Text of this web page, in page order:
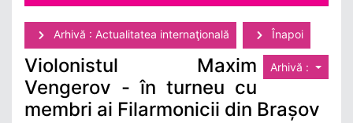
Arhivă : Actualitatea internaţională Înapoi
Arhivă :
Violonistul Maxim
Vengerov - în turneu cu
membri ai Filarmonicii din Brașov